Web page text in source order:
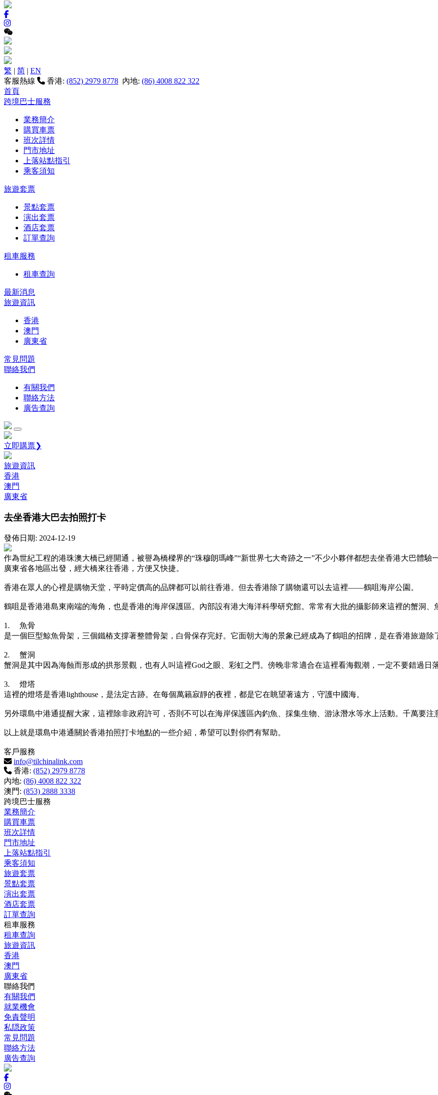
繁 | 简 | EN
客服熱線
香港: (852) 2979 8778 內地: (86) 4008 822 322
首頁
跨境巴士服務
業務簡介
購買車票
班次詳情
門市地址
上落站點指引
乘客須知
旅遊套票
景點套票
演出套票
酒店套票
訂單查詢
租車服務
租車查詢
最新消息
旅遊資訊
香港
澳門
廣東省
常見問題
聯絡我們
有關我們
聯絡方法
廣告查詢
立即購票❯
旅遊資訊
香港
澳門
廣東省
去坐香港大巴去拍照打卡
發佈日期: 2024-12-19
作為世紀工程的港珠澳大橋已經開通，被譽為橋樑界的“珠穆朗瑪峰”“新世界七大奇跡之一”不少小夥伴都想去坐香港大巴體
廣東省各地區出發，經大橋來往香港，方便又快捷。
香港在眾人的心裡是購物天堂，平時定價高的品牌都可以前往香港。但去香港除了購物還可以去這裡——鶴咀海岸公園。
鶴咀是香港港島東南端的海角，也是香港的海岸保護區。內部設有港大海洋科學研究館。常常有大批的攝影師來這裡的蟹洞、
1.
魚骨
是一個巨型鯨魚骨架，三個鐵樁支撐著整體骨架，白骨保存完好。它面朝大海的景象已經成為了鶴咀的招牌，是在香港旅遊除
2.
蟹洞
蟹洞是其中因為海蝕而形成的拱形景觀，也有人叫這裡God之眼、彩虹之門。傍晚非常適合在這裡看海觀潮，一定不要錯過日
3.
燈塔
這裡的燈塔是香港lighthouse，是法定古跡。在每個萬籟寂靜的夜裡，都是它在眺望著遠方，守護中國海。
另外環島中港通提醒大家，這裡除非政府許可，否則不可以在海岸保護區內釣魚、採集生物、游泳潛水等水上活動。千萬要注
以上就是環島中港通關於香港拍照打卡地點的一些介紹，希望可以對你們有幫助。
客戶服務
info@tilchinalink.com
香港: (852) 2979 8778
內地: (86) 4008 822 322
澳門: (853) 2888 3338
跨境巴士服務
業務簡介
購買車票
班次詳情
門市地址
上落站點指引
乘客須知
旅遊套票
景點套票
演出套票
酒店套票
訂單查詢
租車服務
租車查詢
旅遊資訊
香港
澳門
廣東省
聯絡我們
有關我們
就業機會
免責聲明
私隠政策
常見問題
聯絡方法
廣告查詢